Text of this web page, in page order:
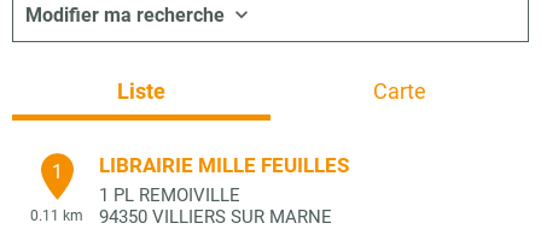
Modifier ma recherche
Liste Carte
1
0.11 km
LIBRAIRIE MILLE FEUILLES
1 PL REMOIVILLE
94350 VILLIERS SUR MARNE